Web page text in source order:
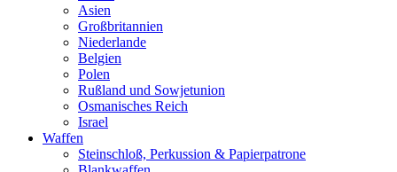
Asien
Großbritannien
Niederlande
Belgien
Polen
Rußland und Sowjetunion
Osmanisches Reich
Israel
Waffen
Steinschloß, Perkussion & Papierpatrone